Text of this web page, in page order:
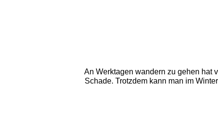
An Werktagen wandern zu gehen hat
Schade. Trotzdem kann man im